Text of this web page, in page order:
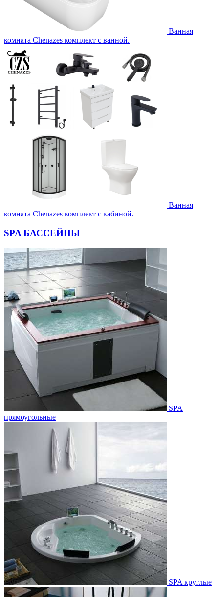
Ванная
комната Chenazes комплект с ванной.
Ванная
комната Chenazes комплект с кабиной.
SPA БАССЕЙНЫ
SPA
прямоугольные
SPA круглые